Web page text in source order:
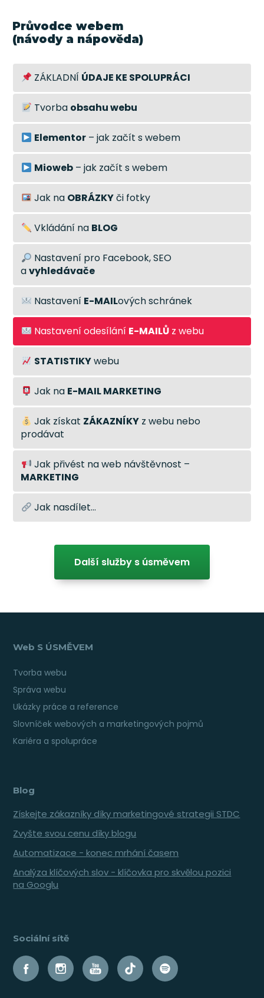
Průvodce webem
(návody a nápověda)
ZÁKLADNÍ ÚDAJE KE SPOLUPRÁCI
Tvorba obsahu webu
Elementor– jak začít s webem
Mioweb– jak začít s webem
Jak na OBRÁZKYči fotky
Vkládání na BLOG
Nastavení pro Facebook, SEO
avyhledávače
Nastavení E-MAILových schránek
Nastavení odesílání E-MAILŮz webu
STATISTIKYwebu
Jak na E-MAIL MARKETING
Jak získat ZÁKAZNÍKYz webu nebo
prodávat
Jak přivést na web návštěvnost –
MARKETING
Jak nasdílet…
Další služby s úsměvem
Web S ÚSMĚVEM
Tvorba webu
Správa webu
Ukázky práce a reference
Slovníček webových a marketingových pojmů
Kariéra a spolupráce
Blog
Získejte zákazníky díky marketingové strategii STDC
Zvyšte svou cenu díky blogu
Automatizace - konec mrhání časem
Analýza klíčových slov - klíčovka pro skvělou pozici
na Googlu
Sociální sítě